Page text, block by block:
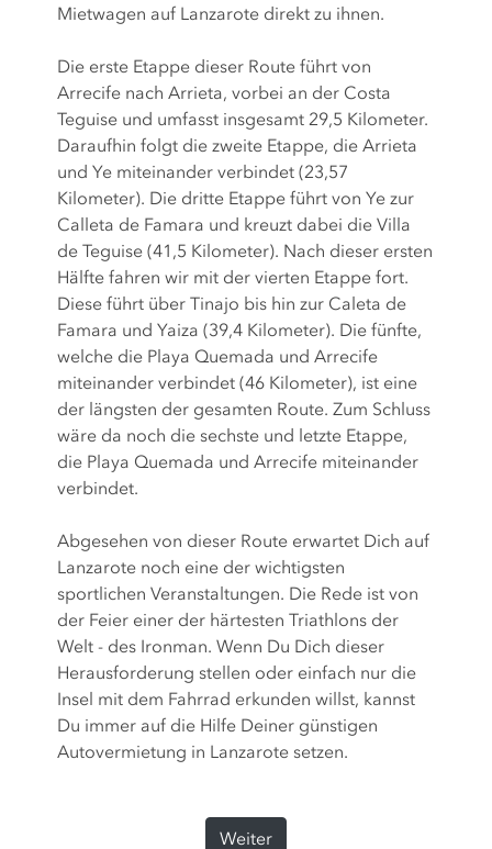
Mietwagen auf Lanzarote direkt zu ihnen.
Die erste Etappe dieser Route führt von
Arrecife nach Arrieta, vorbei an der Costa
Teguise und umfasst insgesamt 29,5 Kilometer.
Daraufhin folgt die zweite Etappe, die Arrieta
und Ye miteinander verbindet (23,57
Kilometer). Die dritte Etappe führt von Ye zur
Calleta de Famara und kreuzt dabei die Villa
de Teguise (41,5 Kilometer). Nach dieser ersten
Hälfte fahren wir mit der vierten Etappe fort.
Diese führt über Tinajo bis hin zur Caleta de
Famara und Yaiza (39,4 Kilometer). Die fünfte,
welche die Playa Quemada und Arrecife
miteinander verbindet (46 Kilometer), ist eine
der längsten der gesamten Route. Zum Schluss
wäre da noch die sechste und letzte Etappe,
die Playa Quemada und Arrecife miteinander
verbindet.
Abgesehen von dieser Route erwartet Dich auf
Lanzarote noch eine der wichtigsten
sportlichen Veranstaltungen. Die Rede ist von
der Feier einer der härtesten Triathlons der
Welt - des Ironman. Wenn Du Dich dieser
Herausforderung stellen oder einfach nur die
Insel mit dem Fahrrad erkunden willst, kannst
Du immer auf die Hilfe Deiner günstigen
Autovermietung in Lanzarote setzen.
Weiter